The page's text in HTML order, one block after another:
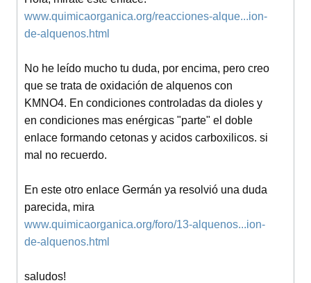
www.quimicaorganica.org/reacciones-alque...ion-
de-alquenos.html
No he leído mucho tu duda, por encima, pero creo
que se trata de oxidación de alquenos con
KMNO4. En condiciones controladas da dioles y
en condiciones mas enérgicas "parte" el doble
enlace formando cetonas y acidos carboxilicos. si
mal no recuerdo.
En este otro enlace Germán ya resolvió una duda
parecida, mira
www.quimicaorganica.org/foro/13-alquenos...ion-
de-alquenos.html
saludos!